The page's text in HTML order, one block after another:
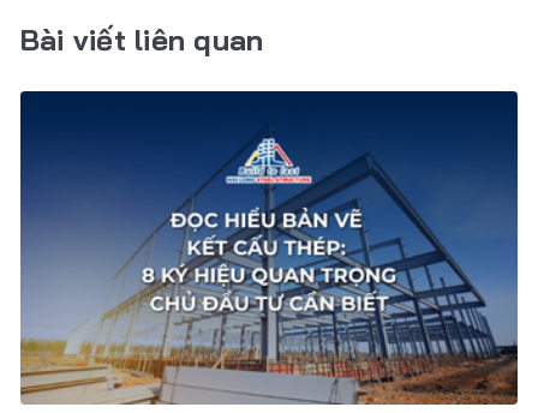
Bài viết liên quan